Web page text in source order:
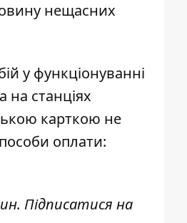
нещасних
у функціонуванні
на станціях
карткою не
оплати:
Підписатися на